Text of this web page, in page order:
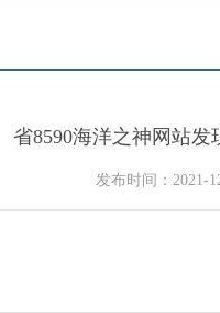
省8590海洋之神网站
发布时间：2021-